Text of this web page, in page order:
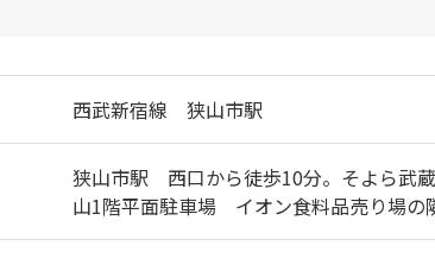
西武新宿線 狭山市駅
狭山市駅 西口から徒歩10分。そよら武
山1階平面駐車場 イオン食料品売り場の